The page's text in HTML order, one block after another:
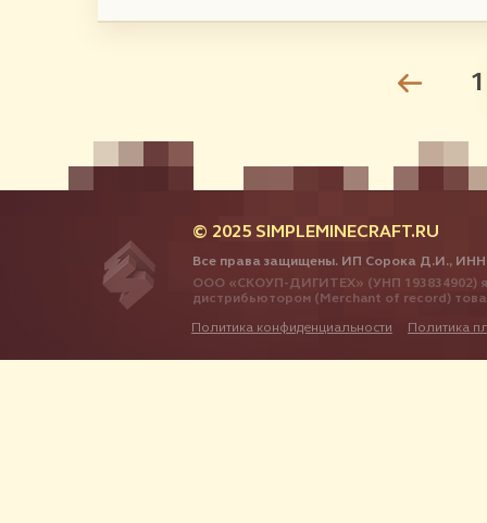
1
© 2025 SIMPLEMINECRAFT.RU
Все права защищены. ИП Сорока Д.И., ИНН
ООО «СКОУП-ДИГИТЕХ» (УНП 193834902)
дистрибьютором (Merchant of record)
Политика конфиденциальности Политика